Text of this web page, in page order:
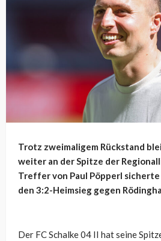
Trotz zweimaligem Rückstand
weiter an der Spitze der
Treffer von Paul Pöpperl
den 3:2-Heimsieg gegen
Der FC Schalke 04 II hat seine